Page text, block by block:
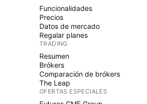
Funcionalidades
Precios
Datos de mercado
Regalar planes
TRADING
Resumen
Brókers
Comparación de brókers
The Leap
OFERTAS ESPECIALES